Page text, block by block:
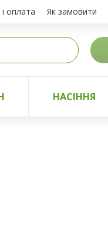
оплата Як замовити
НАСІННЯ